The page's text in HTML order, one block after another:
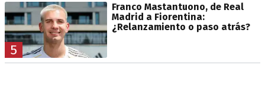
5
Franco Mastantuono, de Real
Madrid a Fiorentina:
¿Relanzamiento o paso atrás?